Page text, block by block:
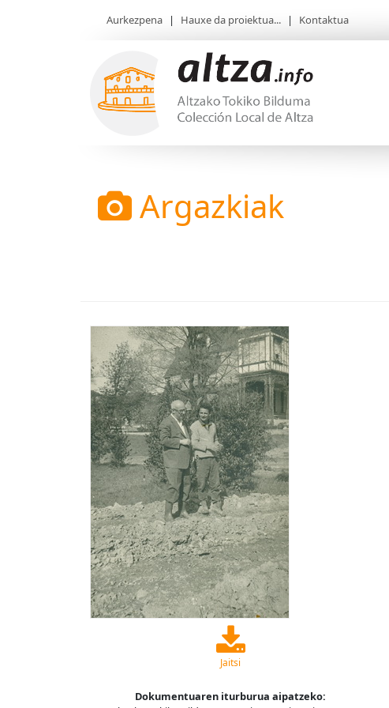
Aurkezpena | Hauxe da proiektua... | Kontaktua
Argazkiak
Jaitsi
Dokumentuaren iturburua aipatzeko: